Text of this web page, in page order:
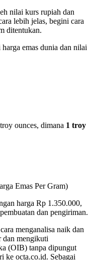
nilai kurs rupiah dan
lebih jelas, begini cara
ditentukan.
emas dunia dan nilai
ounces, dimana 1 troy
Emas Per Gram)
harga Rp 1.350.000,
dan pengiriman.
menganalisa naik dan
dan mengikuti
(OIB) tanpa dipungut
ke octa.co.id. Sebagai